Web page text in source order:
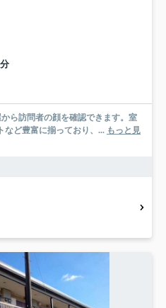
ら訪問者の顔を確認できます。室
など豊富に揃っており、... もっと見